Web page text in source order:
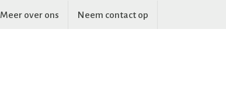
Meer over ons Neem contact op